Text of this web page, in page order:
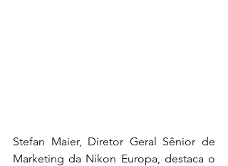
Stefan Maier, Diretor Geral Sênior de
Marketing da Nikon Europa, destaca o